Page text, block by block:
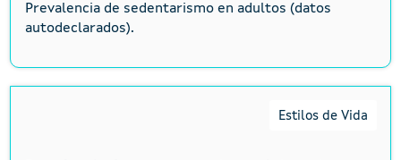
Prevalencia de sedentarismo en adultos (datos
autodeclarados).
Estilos de Vida